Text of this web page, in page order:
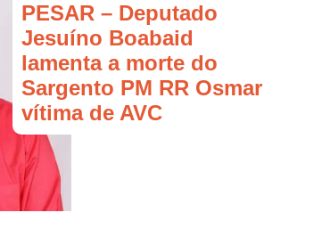
PESAR – Deputado
Jesuíno Boabaid
lamenta a morte do
Sargento PM RR Osmar
vítima de AVC